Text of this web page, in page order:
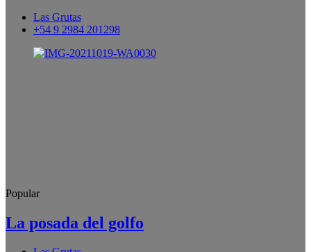
Las Grutas
+54 9 2984 201298
Popular
La posada del golfo